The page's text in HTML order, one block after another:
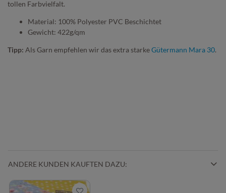
tollen Farbvielfalt.
Material: 100% Polyester PVC Beschichtet
Gewicht: 422g/qm
Tipp: Als Garn empfehlen wir das extra starkeGütermann Mara 30.
ANDERE KUNDEN KAUFTEN DAZU: